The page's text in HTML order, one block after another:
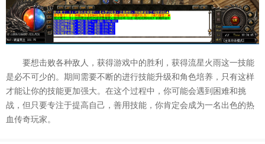
要想击败各种敌人，获得游戏中的胜利，获得流星火雨这一技能
是必不可少的。期间需要不断的进行技能升级和角色培养，只有这样
才能让你的技能更加强大。在这个过程中，你可能会遇到困难和挑
战，但只要专注于提高自己，善用技能，你肯定会成为一名出色的热
血传奇玩家。